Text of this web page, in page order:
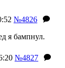
№4826
я бампнул.
№4827